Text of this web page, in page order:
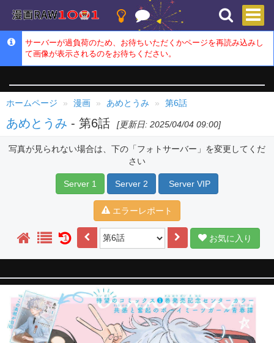
サーバーが過負荷のため、お待ちいただくかページを再読み込みし
て画像が表示されるのをお待ちください。
ホームページ 漫画 あめとうみ 第6話
あめとうみ - 第6話 [更新日: 2025/04/04 09:00]
写真が見られない場合は、下の「フォトサーバー」を変更してくだ
さい
Server 1 Server 2 Server VIP
エラーレポート
1 お気に入り